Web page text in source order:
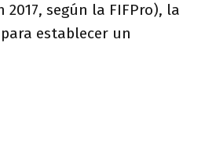
según la FIFPro), la
establecer un